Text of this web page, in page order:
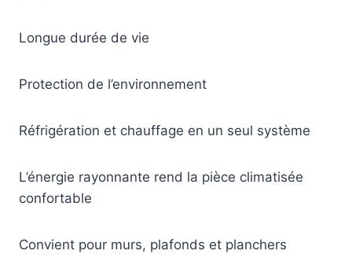
Longue durée de vie
Protection de l’environnement
Réfrigération et chauffage en un seul système
L’énergie rayonnante rend la pièce climatisée
confortable
Convient pour murs, plafonds et planchers